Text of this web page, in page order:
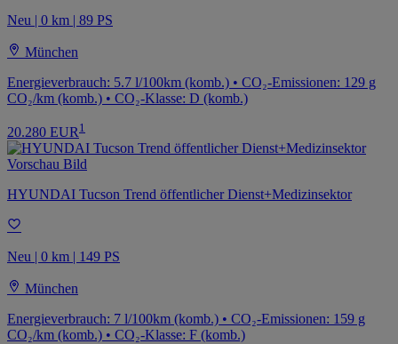
Neu | 0 km | 89 PS
München
Energieverbrauch: 5.7 l/100km (komb.) • CO₂-Emissionen: 129 g
CO₂/km (komb.) • CO₂-Klasse: D (komb.)
20.280 EUR 1
HYUNDAI Tucson Trend öffentlicher Dienst+Medizinsektor
Neu | 0 km | 149 PS
München
Energieverbrauch: 7 l/100km (komb.) • CO₂-Emissionen: 159 g
CO₂/km (komb.) • CO₂-Klasse: F (komb.)